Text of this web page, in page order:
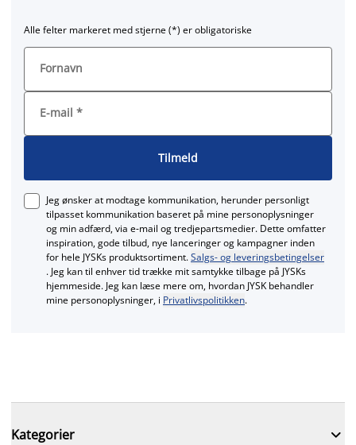
Alle felter markeret med stjerne (*) er obligatoriske
Fornavn
E-mail *
Tilmeld
Jeg ønsker at modtage kommunikation, herunder personligt
tilpasset kommunikation baseret på mine personoplysninger
og min adfærd, via e‑mail og tredjepartsmedier. Dette omfatter
inspiration, gode tilbud, nye lanceringer og kampagner inden
for hele JYSKs produktsortiment.Salgs- og leveringsbetingelser
. Jeg kan til enhver tid trække mit samtykke tilbage på JYSKs
hjemmeside. Jeg kan læse mere om, hvordan JYSK behandler
mine personoplysninger, i Privatlivspolitikken.
Kategorier 